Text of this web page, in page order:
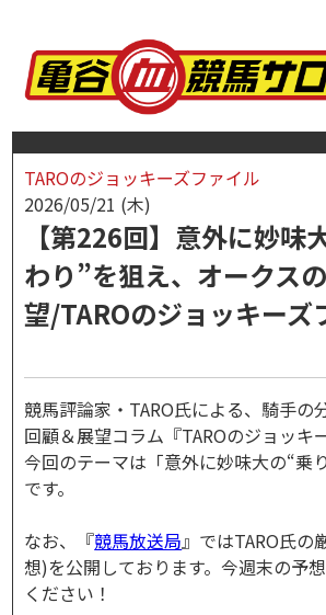
TAROのジョッキーズファイル
2026/05/21 (木)
【第226回】意外に妙味
わり”を狙え、オークス
望/TAROのジョッキーズ
競馬評論家・TARO氏による、騎手の
回顧＆展望コラム『TAROのジョッキ
今回のテーマは「意外に妙味大の“乗
です。
なお、『競馬放送局』ではTARO氏の
想)を公開しております。今週末の予
ください！